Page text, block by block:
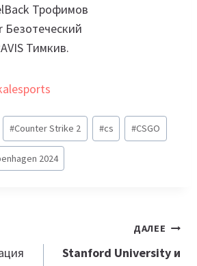
Трофимов
Тимкив.
#Counter Strike 2 #cs #CSGO
2024
ДАЛЕЕ
Stanford University и